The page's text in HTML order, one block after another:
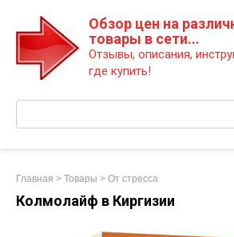
Обзор цен на
товары в сети...
Отзывы, описания,
где купить!
Главная > Товары > От стресса
Колмолайф в Киргизии